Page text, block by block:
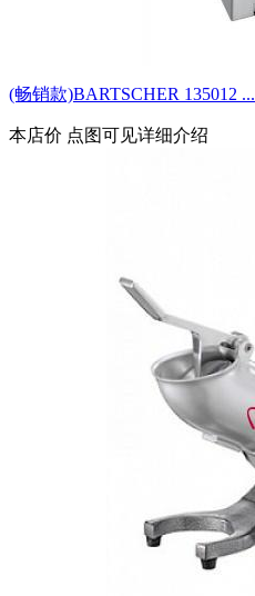
(畅销款)BARTSCHER 135012 ...
本店价 点图可见详细介绍